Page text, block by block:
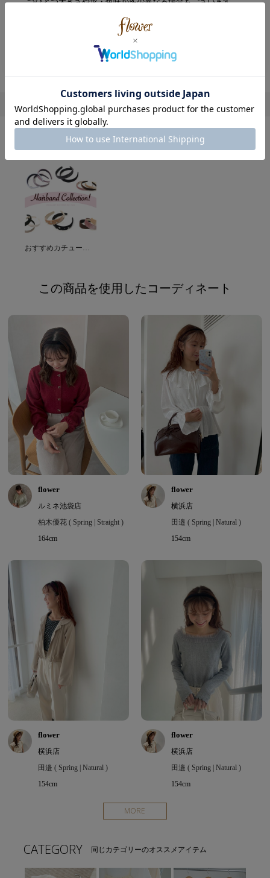
丁寧にお取り扱い下さい。
※ご使用の際に周囲のものとの引っかかりにご注意下さい。
※こちらの商品はインポート商品です。
レビューを書く
BLOG
おすすめカチューシャ特集♩
この商品を使用したコーディネート
flower
ルミネ池袋店
柏木優花 ( Spring | Straight )
164cm
flower
横浜店
田邉 ( Spring | Natural )
154cm
flower
横浜店
田邉 ( Spring | Natural )
154cm
flower
横浜店
田邉 ( Spring | Natural )
154cm
MORE
CATEGORY 同じカテゴリーのオススメアイテム